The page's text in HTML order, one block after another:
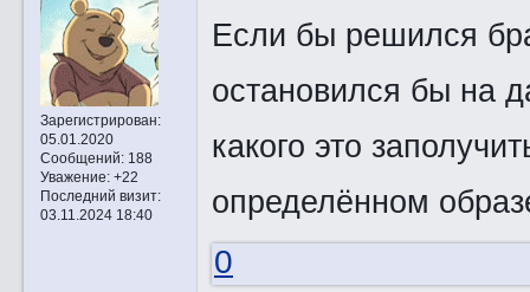
Зарегистрирован:
05.01.2020
Сообщений:188
Уважение: +22
Последний визит:
03.11.2024 18:40
Если бы решился
остановился бы на
какого это
определённом
0